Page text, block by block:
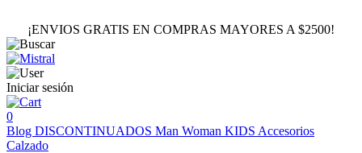
¡ENVIOS GRATIS EN COMPRAS MAYORES A $2500!
Iniciar sesión
0
Blog DISCONTINUADOS Man Woman KIDS Accesorios
Calzado